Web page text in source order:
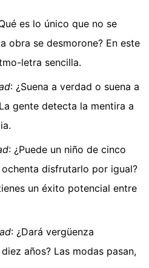
es lo único que no se
obra se desmorone? En este
letra sencilla.
: ¿Suena a verdad o suena a
gente detecta la mentira a
: ¿Puede un niño de cinco
disfrutarlo por igual?
un éxito potencial entre
: ¿Dará vergüenza
años? Las modas pasan,